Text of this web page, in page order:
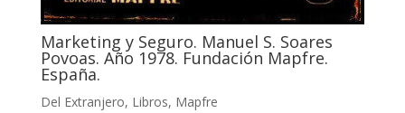
Marketing y Seguro. Manuel S. Soares
Povoas. Año 1978. Fundación Mapfre.
España.
Del Extranjero, Libros, Mapfre